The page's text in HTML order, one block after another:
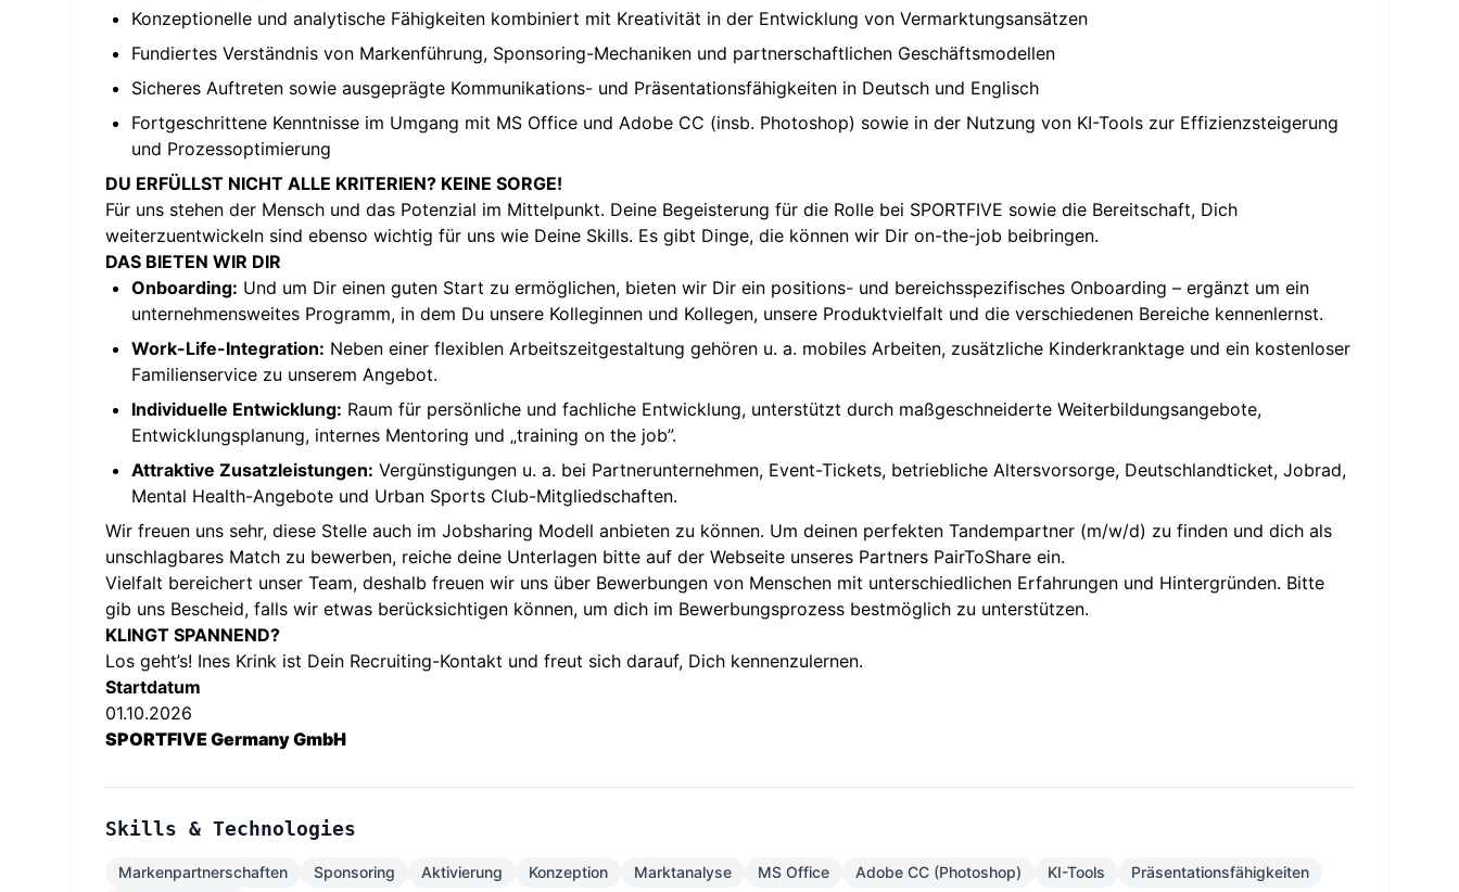
Konzeptionelle und analytische Fähigkeiten kombiniert mit Kreativität in der Entwicklung von Vermarktungsansätzen
Fundiertes Verständnis von Markenführung, Sponsoring-Mechaniken und partnerschaftlichen Geschäftsmodellen
Sicheres Auftreten sowie ausgeprägte Kommunikations- und Präsentationsfähigkeiten in Deutsch und Englisch
Fortgeschrittene Kenntnisse im Umgang mit MS Office und Adobe CC (insb. Photoshop) sowie in der Nutzung von KI-Tools zur Effizienzsteigerung
und Prozessoptimierung
DU ERFÜLLST NICHT ALLE KRITERIEN? KEINE SORGE!
Für uns stehen der Mensch und das Potenzial im Mittelpunkt. Deine Begeisterung für die Rolle bei SPORTFIVE sowie die Bereitschaft, Dich
weiterzuentwickeln sind ebenso wichtig für uns wie Deine Skills. Es gibt Dinge, die können wir Dir on-the-job beibringen.
DAS BIETEN WIR DIR
Onboarding: Und um Dir einen guten Start zu ermöglichen, bieten wir Dir ein positions- und bereichsspezifisches Onboarding – ergänzt um ein
unternehmensweites Programm, in dem Du unsere Kolleginnen und Kollegen, unsere Produktvielfalt und die verschiedenen Bereiche kennenlernst.
Work-Life-Integration: Neben einer flexiblen Arbeitszeitgestaltung gehören u. a. mobiles Arbeiten, zusätzliche Kinderkranktage und ein kostenloser
Familienservice zu unserem Angebot.
Individuelle Entwicklung: Raum für persönliche und fachliche Entwicklung, unterstützt durch maßgeschneiderte Weiterbildungsangebote,
Entwicklungsplanung, internes Mentoring und „training on the job”.
Attraktive Zusatzleistungen: Vergünstigungen u. a. bei Partnerunternehmen, Event-Tickets, betriebliche Altersvorsorge, Deutschlandticket, Jobrad,
Mental Health-Angebote und Urban Sports Club-Mitgliedschaften.
Wir freuen uns sehr, diese Stelle auch im Jobsharing Modell anbieten zu können. Um deinen perfekten Tandempartner (m/w/d) zu finden und dich als
unschlagbares Match zu bewerben, reiche deine Unterlagen bitte auf der Webseite unseres Partners PairToShare ein.
Vielfalt bereichert unser Team, deshalb freuen wir uns über Bewerbungen von Menschen mit unterschiedlichen Erfahrungen und Hintergründen. Bitte
gib uns Bescheid, falls wir etwas berücksichtigen können, um dich im Bewerbungsprozess bestmöglich zu unterstützen.
KLINGT SPANNEND?
Los geht’s! Ines Krink ist Dein Recruiting-Kontakt und freut sich darauf, Dich kennenzulernen.
Startdatum
01.10.2026
SPORTFIVE Germany GmbH
Skills & Technologies
Markenpartnerschaften Sponsoring Aktivierung Konzeption Marktanalyse MS Office Adobe CC (Photoshop) KI-Tools
Präsentationsfähigkeiten